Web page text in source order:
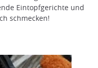
Eintopfgerichte und
schmecken!